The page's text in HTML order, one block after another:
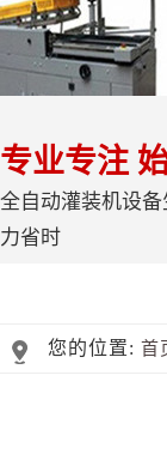
专业专注
全自动灌装机设
力省时
您的位置: 首